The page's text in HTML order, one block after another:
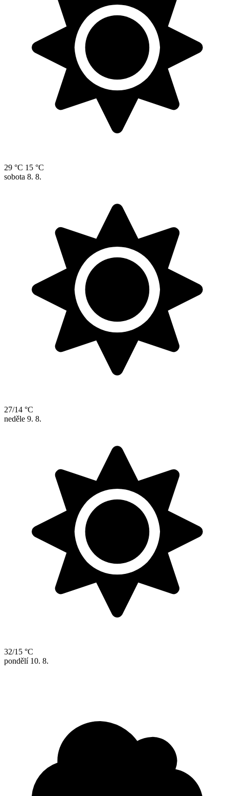
29 °C 15 °C
sobota 8. 8.
27/14 °C
neděle 9. 8.
32/15 °C
pondělí 10. 8.